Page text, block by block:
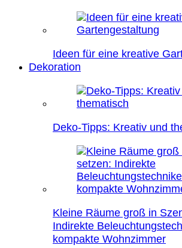
Ideen für eine kreative
Dekoration
Deko-Tipps: Kreativ und
Kleine Räume groß in
Indirekte
kompakte Wohnzimmer